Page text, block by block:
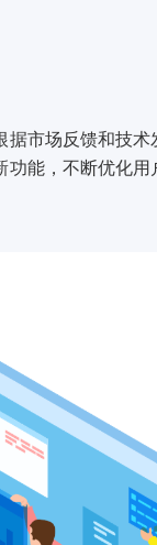
据市场反馈和技
功能，不断优化